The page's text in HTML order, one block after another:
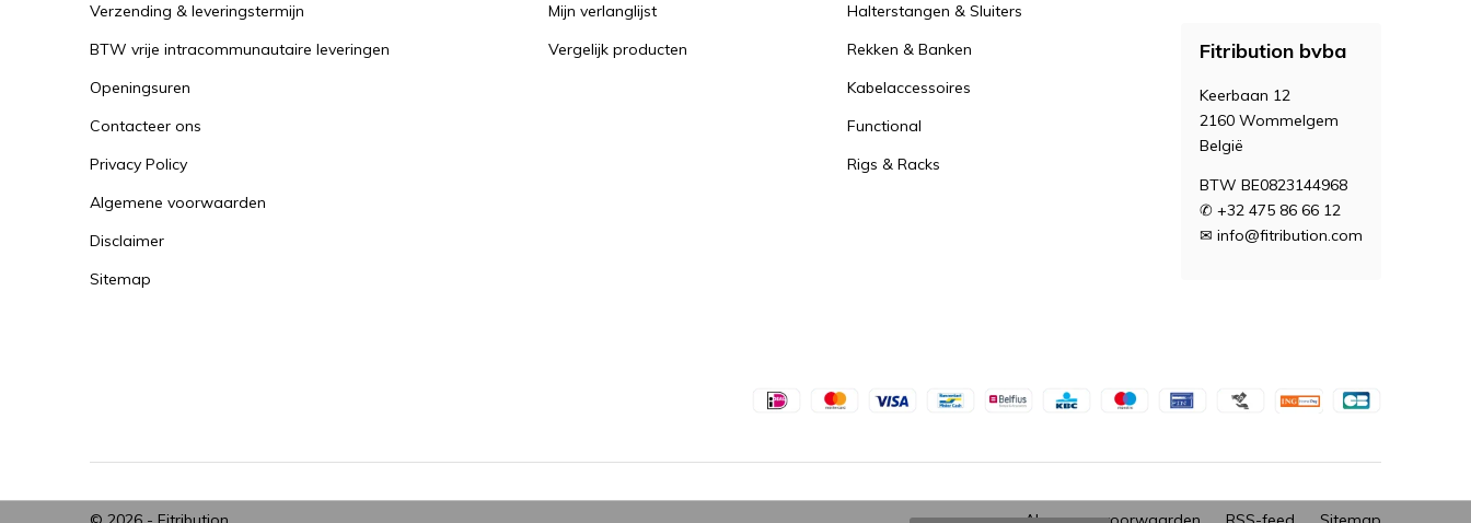
Verzending & leveringstermijn
BTW vrije intracommunautaire leveringen
Openingsuren
Contacteer ons
Privacy Policy
Algemene voorwaarden
Disclaimer
Sitemap
Mijn verlanglijst
Vergelijk producten
Halterstangen & Sluiters
Rekken & Banken
Kabelaccessoires
Functional
Rigs & Racks
Fitribution bvba
Keerbaan 12
2160 Wommelgem
België
BTW BE0823144968
✆ +32 475 86 66 12
✉ info@fitribution.com